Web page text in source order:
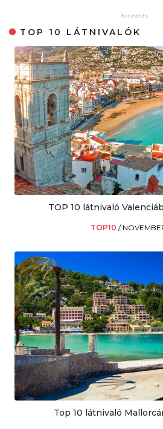
TOP 10 LÁTNIVALÓK
TOP 10 látnivaló
TOP10 /
Top 10 látnivaló